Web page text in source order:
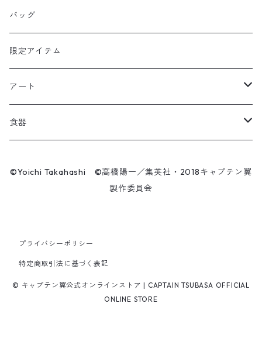
マスク
ビーニー / キャップ
シューズ / サンダル
日向小次郎
カール・ハインツ・シュナイダー
肖俊光
飛翔
ファーラン・コンサワット
サークーン・コンサワット
缶バッジ
カーシェード
フォームローラー
こけし
マスク
UDF
POP UP PARADE
手ぬぐい
タオル
バッグ
限定アイテム
アート
エアーアクリル
食器
©Yoichi Takahashi ©高橋陽一／集英社・2018キャプテン翼
製作委員会
プライバシーポリシー
特定商取引法に基づく表記
© キャプテン翼公式オンラインストア | CAPTAIN TSUBASA OFFICIAL
ONLINE STORE